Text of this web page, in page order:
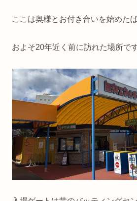
ここは奥様とお付き合いを始めた
およそ20年近く前に訪れた場所です